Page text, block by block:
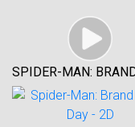
SPIDER-MAN: